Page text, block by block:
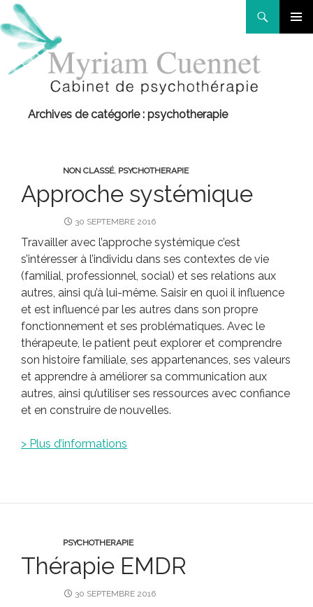
Recherche
Aller
contenu
Archives de catégorie : psychotherapie
NON CLASSÉ, PSYCHOTHERAPIE
Approche systémique
30 SEPTEMBRE 2016
Travailler avec l’approche systémique c’est
s’intéresser à l’individu dans ses contextes de vie
(familial, professionnel, social) et ses relations aux
autres, ainsi qu’à lui-même. Saisir en quoi il influence
et est influencé par les autres dans son propre
fonctionnement et ses problématiques. Avec le
thérapeute, le patient peut explorer et comprendre
son histoire familiale, ses appartenances, ses valeurs
et apprendre à améliorer sa communication aux
autres, ainsi qu’utiliser ses ressources avec confiance
et en construire de nouvelles.
> Plus d’informations
PSYCHOTHERAPIE
Thérapie EMDR
30 SEPTEMBRE 2016